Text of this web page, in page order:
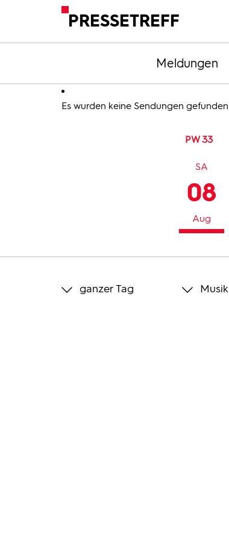
PRESSETREFF
Meldungen
Es wurden keine Sendungen gefunden
PW 33
08
Aug
SA
ganzer Tag Musik